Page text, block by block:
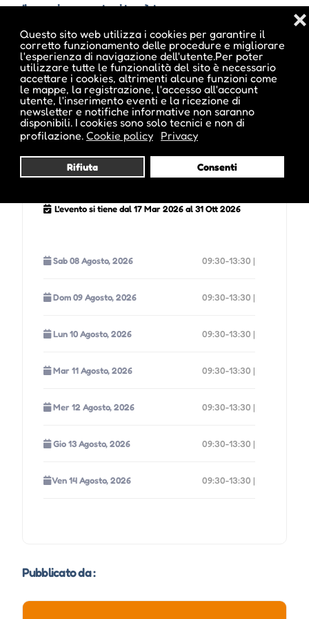
Questo sito web utilizza i cookies per garantire il
corretto funzionamento delle procedure e migliorare
l'esperienza di navigazione dell'utente.Per poter
utilizzare tutte le funzionalità del sito è necessario
accettare i cookies, altrimenti alcune funzioni come
le mappe, la registrazione, l'accesso all'account
utente, l'inserimento eventi e la ricezione di
newsletter e notifiche informative non saranno
disponibili. I cookies sono solo tecnici e non di
profilazione. Cookie policy Privacy
Rifiuta Consenti
❌
Il prossimo evento si terrà tra :
00
giorni
21
ore
59
minuti
04
Date e orari evento :
L'evento si tiene dal 17 Mar 2026 al 31 Ott 2026
Sab 08 Agosto, 2026 09:30-13:30 |
Dom 09 Agosto, 2026 09:30-13:30 |
Lun 10 Agosto, 2026 09:30-13:30 |
Mar 11 Agosto, 2026 09:30-13:30 |
Mer 12 Agosto, 2026 09:30-13:30 |
Gio 13 Agosto, 2026 09:30-13:30 |
Ven 14 Agosto, 2026 09:30-13:30 |
Pubblicato da :